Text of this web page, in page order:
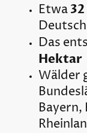
Etwa
Das
Hektar
Wälder